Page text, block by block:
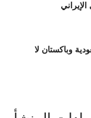
وباكستان لا